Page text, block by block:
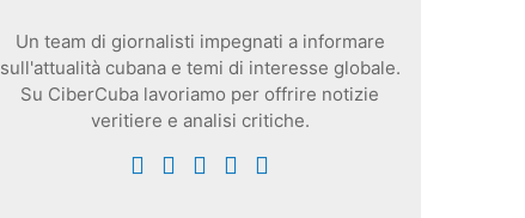
Un team di giornalisti impegnati a informare
sull'attualità cubana e temi di interesse globale.
Su CiberCuba lavoriamo per offrire notizie
veritiere e analisi critiche.